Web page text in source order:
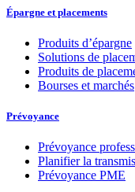
Épargne et placements
Produits d’épargne
Solutions de
Produits de
Bourses et marchés
Prévoyance
Prévoyance
Planifier la
Prévoyance PME